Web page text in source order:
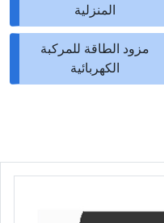
المنزلية
مزود الطاقة للمركبة
الكهربائية